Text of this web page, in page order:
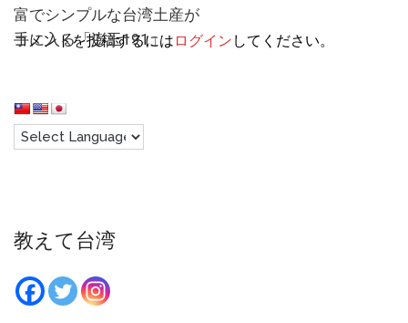
富でシンプルな台湾土産が
手に入る「澎玉191」
コメントを投稿するには ログイン してください。
教えて台湾